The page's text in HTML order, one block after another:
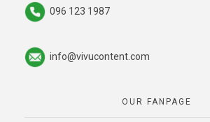
096 123 1987
info@vivucontent.com
OUR FANPAGE